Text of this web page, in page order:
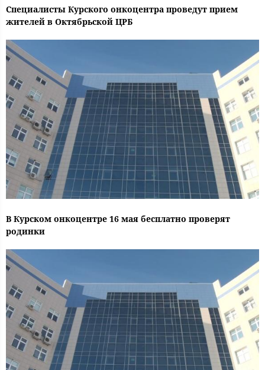
Специалисты Курского онкоцентра проведут прием
жителей в Октябрьской ЦРБ
В Курском онкоцентре 16 мая бесплатно проверят
родинки